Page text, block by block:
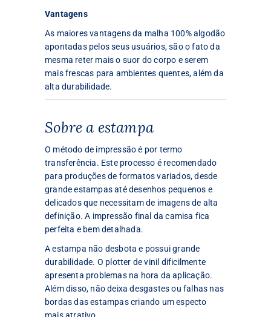
Vantagens
As maiores vantagens da malha 100% algodão
apontadas pelos seus usuários, são o fato da
mesma reter mais o suor do corpo e serem
mais frescas para ambientes quentes, além da
alta durabilidade.
Sobre a estampa
O método de impressão é por termo
transferência. Este processo é recomendado
para produções de formatos variados, desde
grande estampas até desenhos pequenos e
delicados que necessitam de imagens de alta
definição. A impressão final da camisa fica
perfeita e bem detalhada.
A estampa não desbota e possui grande
durabilidade. O plotter de vinil dificilmente
apresenta problemas na hora da aplicação.
Além disso, não deixa desgastes ou falhas nas
bordas das estampas criando um especto
mais atrativo.